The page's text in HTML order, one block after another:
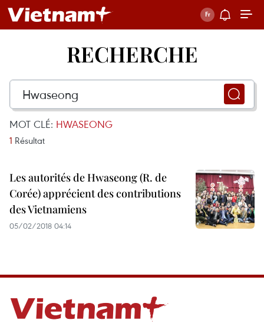
RECHERCHE
MOT CLÉ: HWASEONG
1 Résultat
Les autorités de Hwaseong (R. de
Corée) apprécient des contributions
des Vietnamiens
05/02/2018 04:14